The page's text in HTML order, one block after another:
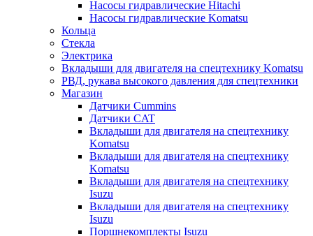
Насосы гидравлические Hitachi
Насосы гидравлические Komatsu
Кольца
Стекла
Электрика
Вкладыши для двигателя на спецтехнику Komatsu
РВД, рукава высокого давления для спецтехники
Магазин
Датчики Cummins
Датчики CAT
Вкладыши для двигателя на спецтехнику
Komatsu
Вкладыши для двигателя на спецтехнику
Komatsu
Вкладыши для двигателя на спецтехнику
Isuzu
Вкладыши для двигателя на спецтехнику
Isuzu
Поршнекомплекты Isuzu